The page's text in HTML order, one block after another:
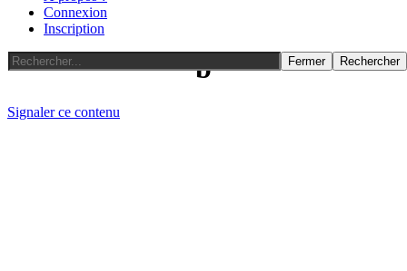
Connexion
Inscription
Fermer Rechercher
b
Signaler ce contenu